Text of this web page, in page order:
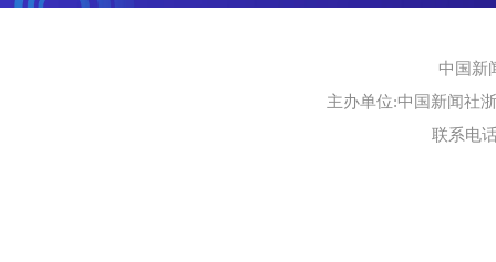
中国新
主办单位:中国新闻社
联系电